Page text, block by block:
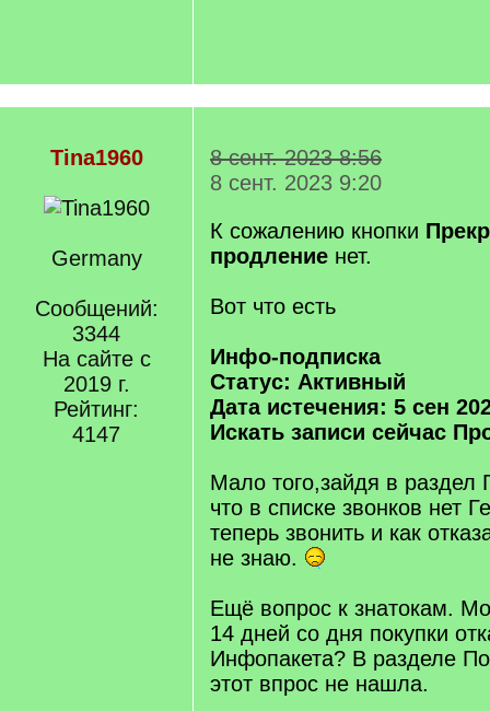
Tina1960
Germany
Сообщений:
3344
На сайте с
2019 г.
Рейтинг:
4147
8 сент. 2023 8:56
8 сент. 2023 9:20
К сожалению кнопки
продление нет.
Вот что есть
Инфо-подписка
Статус: Активный
Дата истечения: 5 сен
Искать записи сейчас
Мало того,зайдя в
что в списке звонков нет
теперь звонить и как
не знаю.
Ещё вопрос к знатокам.
14 дней со дня покупки
Инфопакета? В разделе
этот впрос не нашла.